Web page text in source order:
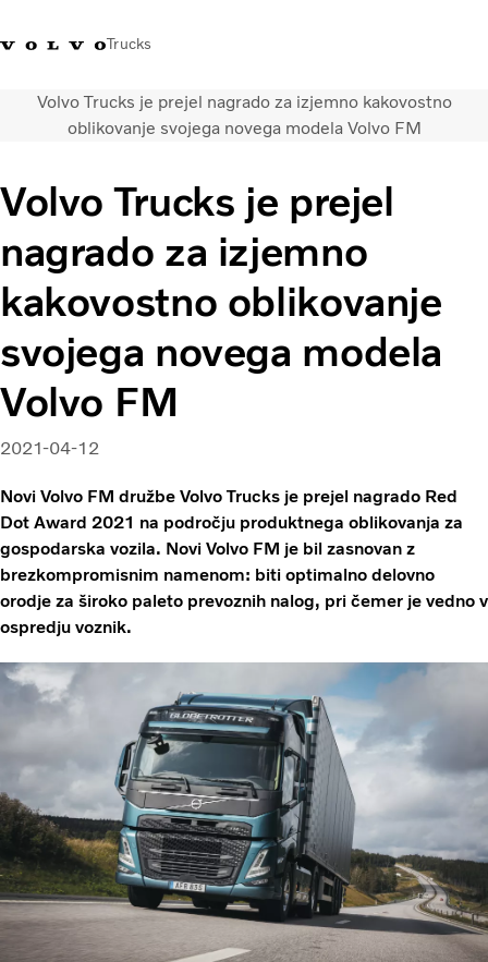
Trucks
+386 1 500 10 60Volvo Trucks Slovenija kontaktiVolvo Trucks StoreSlovenija
Prevozne rešitve
Tovorna vozila
Storitve
Iskalnik servisov
Novice
O nas
Obrnite se na nas
Volvo Trucks je prejel nagrado za izjemno kakovostno
oblikovanje svojega novega modela Volvo FM
Volvo Trucks je prejel
nagrado za izjemno
kakovostno oblikovanje
svojega novega modela
Volvo FM
2021-04-12
Novi Volvo FM družbe Volvo Trucks je prejel nagrado Red
Dot Award 2021 na področju produktnega oblikovanja za
gospodarska vozila. Novi Volvo FM je bil zasnovan z
brezkompromisnim namenom: biti optimalno delovno
orodje za široko paleto prevoznih nalog, pri čemer je vedno v
ospredju voznik.